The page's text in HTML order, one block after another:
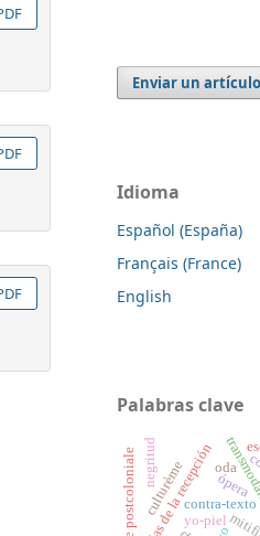
Enviar un artículo
Idioma
Español (España)
Français (France)
English
Palabras clave
contra-texto
teorías de la recepción
yo-piel
ópera
oda
culturème
negritud